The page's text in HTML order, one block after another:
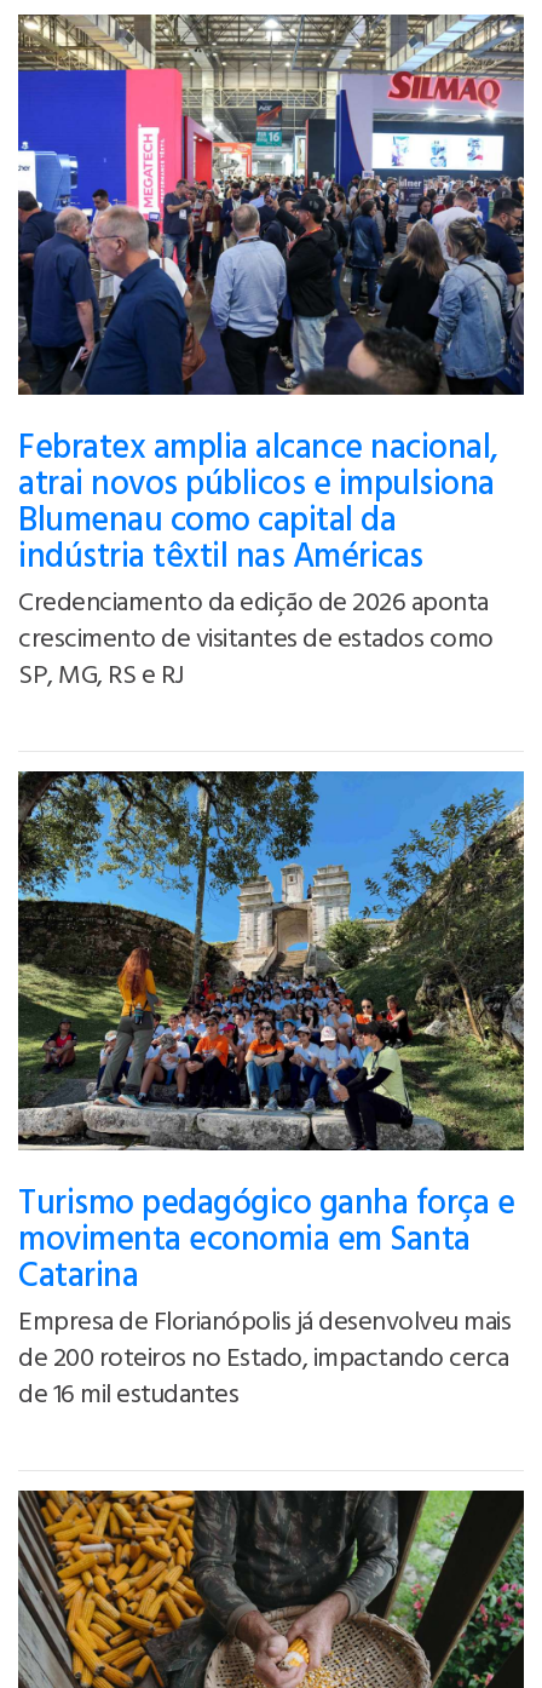
Febratex amplia alcance nacional,
atrai novos públicos e impulsiona
Blumenau como capital da
indústria têxtil nas Américas
Credenciamento da edição de 2026 aponta
crescimento de visitantes de estados como
SP, MG, RS e RJ
Turismo pedagógico ganha força e
movimenta economia em Santa
Catarina
Empresa de Florianópolis já desenvolveu mais
de 200 roteiros no Estado, impactando cerca
de 16 mil estudantes